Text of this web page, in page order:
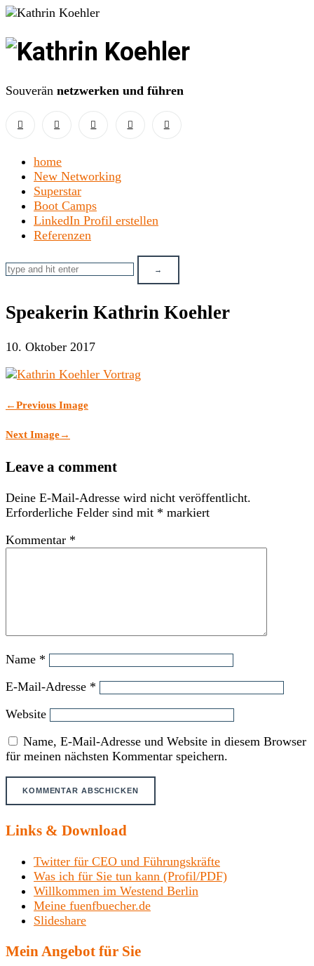
Kathrin
Koehler
Souverän netzwerken und führen
home
New Networking
Superstar
Boot Camps
LinkedIn Profil erstellen
Referenzen
Speakerin Kathrin Koehler
10. Oktober 2017
←Previous Image
Next Image→
Leave a comment
Deine E-Mail-Adresse wird nicht veröffentlicht.
Erforderliche Felder sind mit * markiert
Kommentar *
Name *
E-Mail-Adresse *
Website
Name, E-Mail-Adresse und Website in diesem Browser
für meinen nächsten Kommentar speichern.
Links & Download
Twitter für CEO und Führungskräfte
Was ich für Sie tun kann (Profil/PDF)
Willkommen im Westend Berlin
Meine fuenfbuecher.de
Slideshare
Mein Angebot für Sie